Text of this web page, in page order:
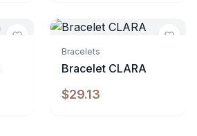
Bracelets
Bracelet CLARA
$29.13